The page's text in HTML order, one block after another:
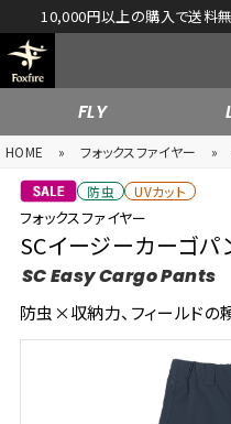
10,000円以上の購入で送料
FLY
HOME » フォックスファイヤー »
防虫 UVカット
フォックスファイヤー
SCイージーカーゴ
SC Easy Cargo Pants
防虫×収納力、フィールドの